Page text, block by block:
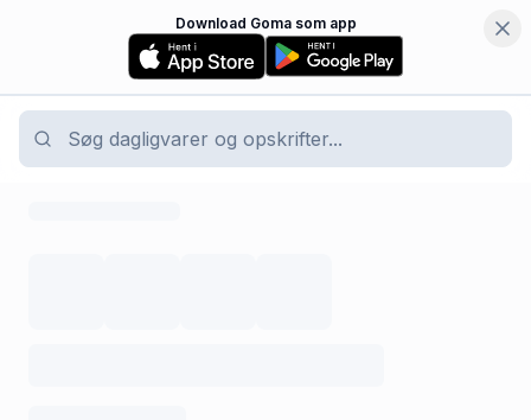
Download Goma som app